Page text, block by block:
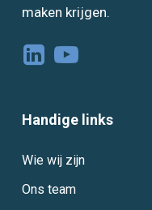
maken krijgen.
Handige links
Wie wij zijn
Ons team